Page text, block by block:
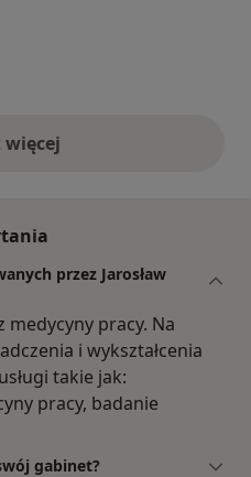
więcej
opinie powyżej
przez Jarosław
medycyny pracy. Na
i wykształcenia
takie jak:
pracy, badanie
gabinet?